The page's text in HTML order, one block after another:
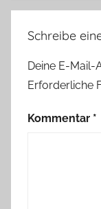
Schreibe
Deine E-Mail-
Erforderliche
Kommentar *